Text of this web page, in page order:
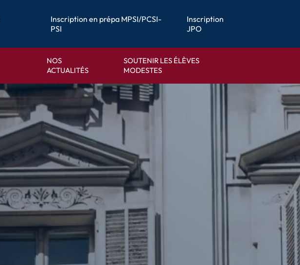
Inscription en prépa MPSI/PCSI-
PSI
Inscription
JPO
NOS
ACTUALITÉS
SOUTENIR LES ÉLÈVES
MODESTES